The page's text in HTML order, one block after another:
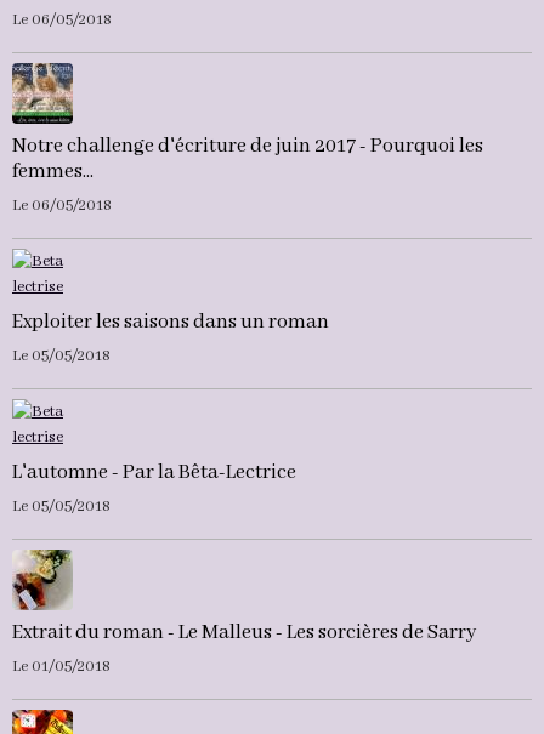
Le 06/05/2018
Notre challenge d'écriture de juin 2017 - Pourquoi les
femmes...
Le 06/05/2018
Exploiter les saisons dans un roman
Le 05/05/2018
L'automne - Par la Bêta-Lectrice
Le 05/05/2018
Extrait du roman - Le Malleus - Les sorcières de Sarry
Le 01/05/2018